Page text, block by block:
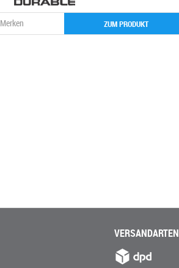
ZUM PRODUKT
Merken
VERSANDARTEN